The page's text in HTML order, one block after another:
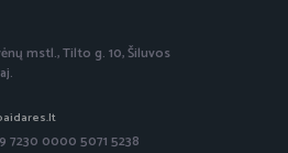
mstl., Tilto g. 10, Šiluvos
7230 0000 5071 5238